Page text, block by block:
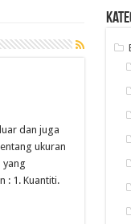
dan juga
ukuran
yang
: 1. Kuantiti.